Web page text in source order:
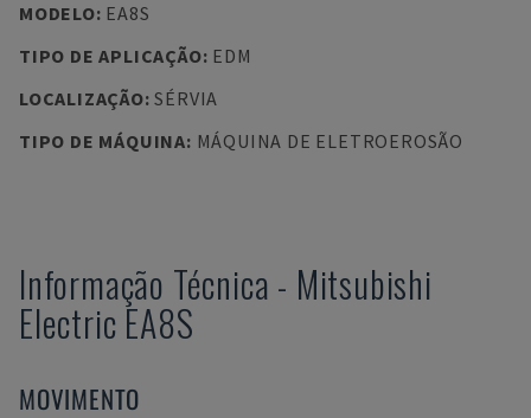
MODELO: EA8S
TIPO DE APLICAÇÃO: EDM
LOCALIZAÇÃO:SÉRVIA
TIPO DE MÁQUINA: MÁQUINA DE ELETROEROSÃO
Informação Técnica - Mitsubishi
Electric EA8S
MOVIMENTO